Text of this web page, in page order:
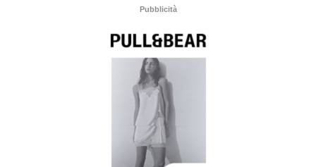
Pubblicità